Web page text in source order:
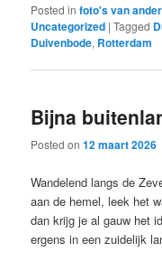
Posted in foto's van
Uncategorized |Tagged
Duivenbode, Rotterdam
Bijna
Posted on12 maart 2026
Wandelend langs de
aan de hemel, leek het
dan krijg je al gauw het
ergens in een zuidelijk